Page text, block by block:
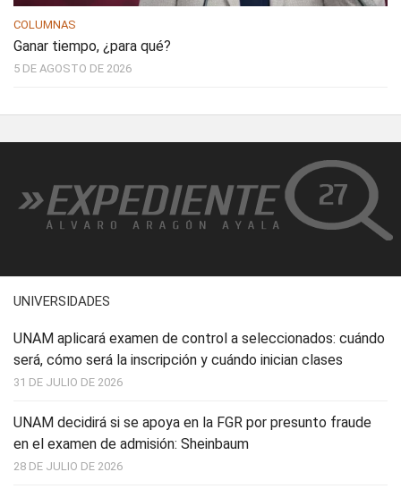
COLUMNAS
Ganar tiempo, ¿para qué?
5 DE AGOSTO DE 2026
UNIVERSIDADES
UNAM aplicará examen de control a seleccionados: cuándo
será, cómo será la inscripción y cuándo inician clases
31 DE JULIO DE 2026
UNAM decidirá si se apoya en la FGR por presunto fraude
en el examen de admisión: Sheinbaum
28 DE JULIO DE 2026